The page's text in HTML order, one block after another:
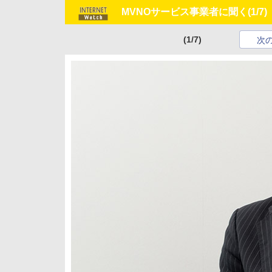
MVNOサービス事業者に聞く (1/7)
(1/7) 次